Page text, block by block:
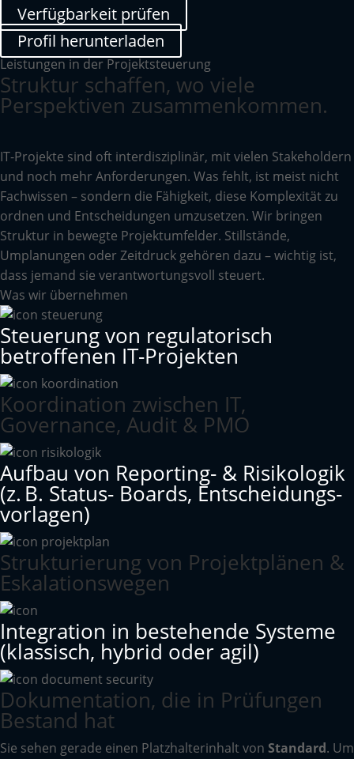
Verfügbarkeit prüfen
Profil herunterladen
Leistungen in der Projektsteuerung
Struktur schaffen, wo viele
Perspektiven zusammenkommen.
IT-Projekte sind oft interdisziplinär, mit vielen Stakeholdern
und noch mehr Anforderungen. Was fehlt, ist meist nicht
Fachwissen – sondern die Fähigkeit, diese Komplexität zu
ordnen und Entscheidungen umzusetzen. Wir bringen
Struktur in bewegte Projektumfelder. Stillstände,
Umplanungen oder Zeitdruck gehören dazu – wichtig ist,
dass jemand sie verantwortungsvoll steuert.
Was wir übernehmen
Steuerung von regulatorisch
betroffenen IT-Projekten
Koordination zwischen IT,
Governance, Audit & PMO
Aufbau von Reporting- & Risikologik
(z. B. Status- Boards, Entscheidungs­
vorlagen)
Strukturierung von Projektplänen &
Eskalationswegen
Integration in bestehende Systeme
(klassisch, hybrid oder agil)
Dokumentation, die in Prüfungen
Bestand hat
Sie sehen gerade einen Platzhalterinhalt von Standard. Um